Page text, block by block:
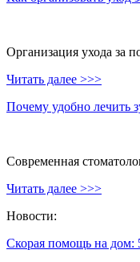
Организация ухода за
Читать далее >>>
Почему удобно лечить
Современная
Читать далее >>>
Новости:
Скорая помощь на дом: